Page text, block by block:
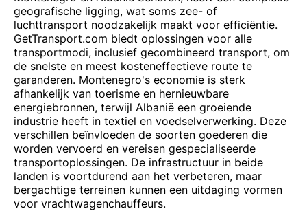
geografische ligging, wat soms zee- of
luchttransport noodzakelijk maakt voor efficiëntie.
GetTransport.com biedt oplossingen voor alle
transportmodi, inclusief gecombineerd transport, om
de snelste en meest kosteneffectieve route te
garanderen. Montenegro's economie is sterk
afhankelijk van toerisme en hernieuwbare
energiebronnen, terwijl Albanië een groeiende
industrie heeft in textiel en voedselverwerking. Deze
verschillen beïnvloeden de soorten goederen die
worden vervoerd en vereisen gespecialiseerde
transportoplossingen. De infrastructuur in beide
landen is voortdurend aan het verbeteren, maar
bergachtige terreinen kunnen een uitdaging vormen
voor vrachtwagenchauffeurs.